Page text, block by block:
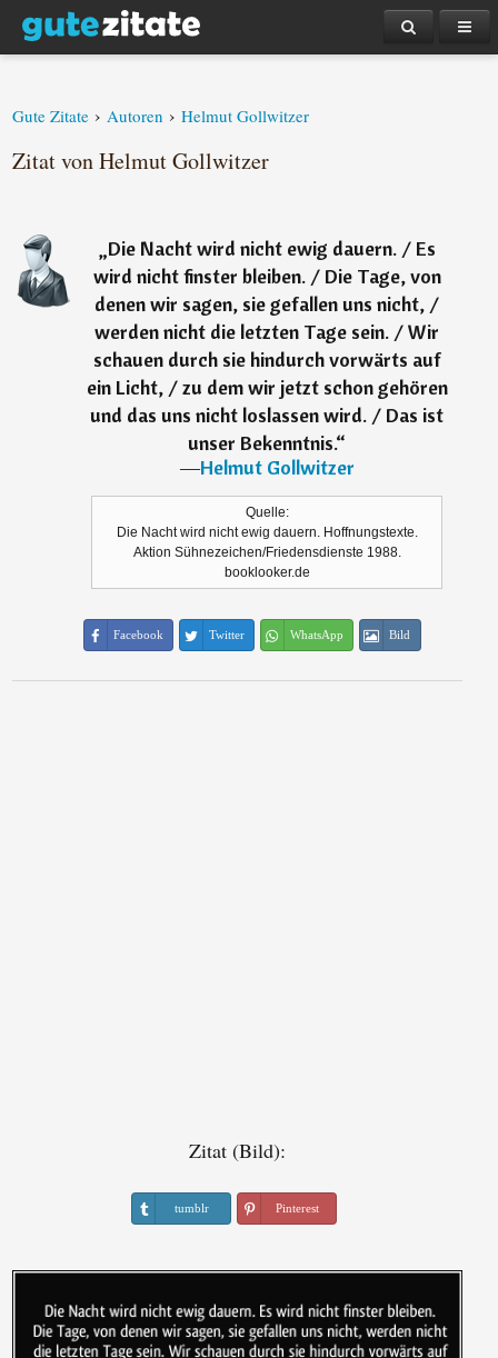
Gute Zitate › Autoren › Helmut Gollwitzer
Zitat von Helmut Gollwitzer
„Die Nacht wird nicht ewig dauern. / Es
wird nicht finster bleiben. / Die Tage, von
denen wir sagen, sie gefallen uns nicht, /
werden nicht die letzten Tage sein. / Wir
schauen durch sie hindurch vorwärts auf
ein Licht, / zu dem wir jetzt schon gehören
und das uns nicht loslassen wird. / Das ist
unser Bekenntnis.“
―Helmut Gollwitzer
Quelle:
Die Nacht wird nicht ewig dauern. Hoffnungstexte.
Aktion Sühnezeichen/Friedensdienste 1988.
booklooker.de
Facebook Twitter WhatsApp Bild
Zitat (Bild):
tumblr Pinterest